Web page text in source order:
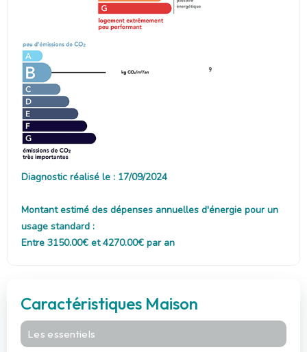
9
Diagnostic réalisé le : 17/09/2024
Montant estimé des dépenses annuelles d'énergie pour un
usage standard :
Entre 3150.00€ et 4270.00€ par an
Caractéristiques Maison
Les essentiels